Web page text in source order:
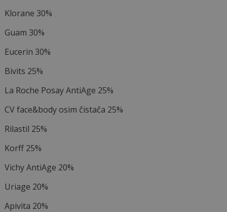
Klorane 30%
Guam 30%
Eucerin 30%
Bivits 25%
La Roche Posay AntiAge 25%
CV face&body osim čistača 25%
Rilastil 25%
Korff 25%
Vichy AntiAge 20%
Uriage 20%
Apivita 20%